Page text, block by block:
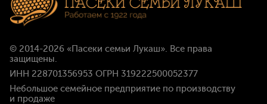
© 2014-2026 «Пасеки семьи Лукаш». Все права
защищены.
ИНН 228701356953 ОГРН 319222500052377
Небольшое семейное предприятие по производству
и продаже